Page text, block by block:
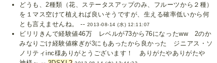
どうも、2種類（花、ステータスアップのみ、フルーツから２種）
を１マス空けて植えれば良いそうですが、生える確率低いから何
とも言えませんね。 -- 2013-08-14 (水) 12:11:07
ビリリきんで経験値46万 レベルが73から76になったww 2のか
みなりごけ経験値稼ぎが3にもあったから良かった ジニアス・ソ
ノリティinc様ありがとうございます！ ありがたやありがたや